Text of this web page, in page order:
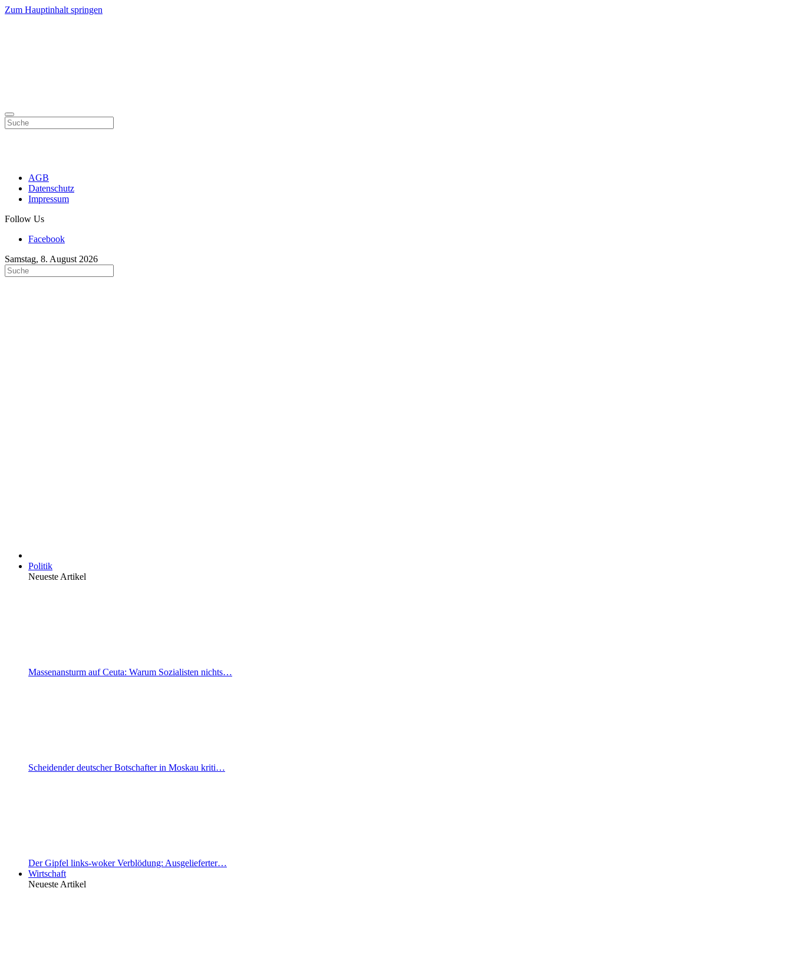
Zum Hauptinhalt springen
AGB
Datenschutz
Impressum
Follow Us
Facebook
Samstag, 8. August 2026
Politik
Neueste Artikel
Massenansturm auf Ceuta: Warum Sozialisten nichts…
Scheidender deutscher Botschafter in Moskau kriti…
Der Gipfel links-woker Verblödung: Ausgelieferter…
Wirtschaft
Neueste Artikel